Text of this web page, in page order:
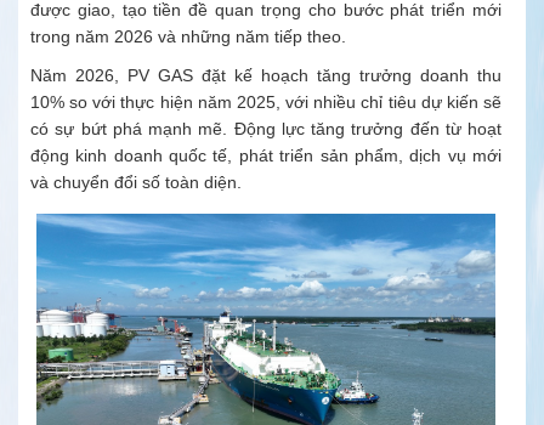
được giao, tạo tiền đề quan trọng cho bước phát triển mới
trong năm 2026 và những năm tiếp theo.
Năm 2026, PV GAS đặt kế hoạch tăng trưởng doanh thu
10% so với thực hiện năm 2025, với nhiều chỉ tiêu dự kiến sẽ
có sự bứt phá mạnh mẽ. Động lực tăng trưởng đến từ hoạt
động kinh doanh quốc tế, phát triển sản phẩm, dịch vụ mới
và chuyển đổi số toàn diện.